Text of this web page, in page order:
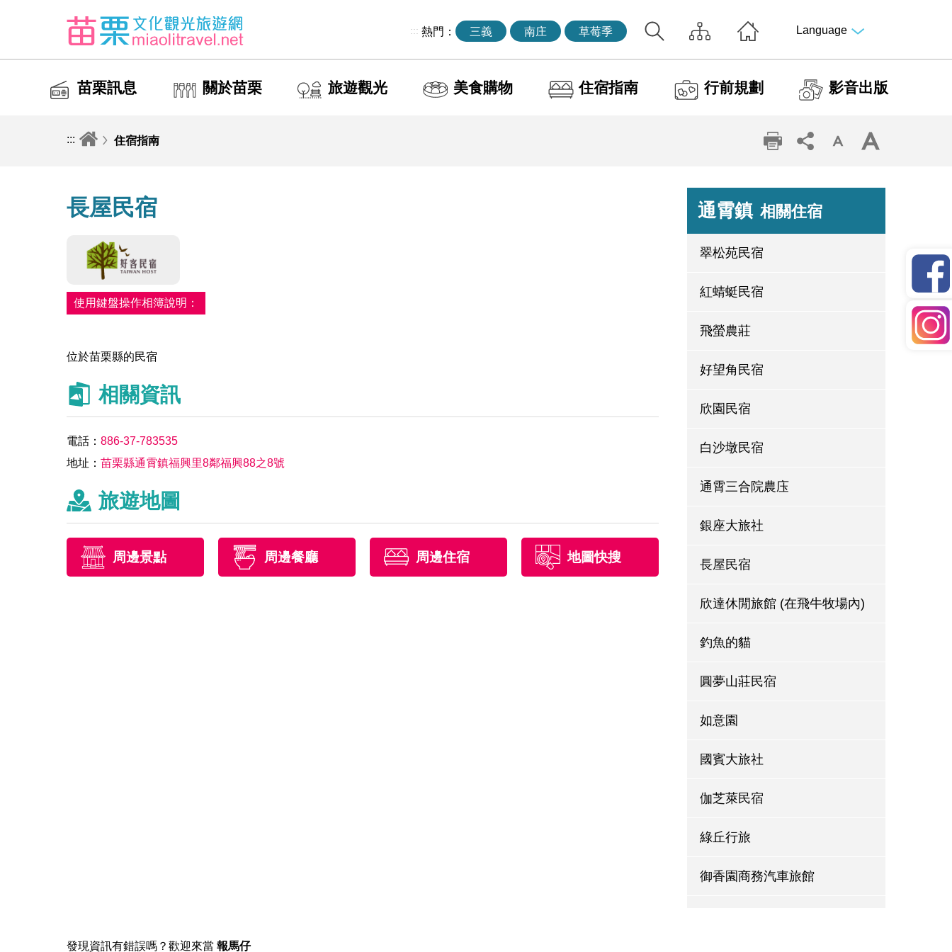
::: 熱門： 三義 南庄 草莓季 Language
苗栗訊息 關於苗栗 旅遊觀光 美食購物 住宿指南 行前規劃 影音出版
::: 住宿指南
長屋民宿
使用鍵盤操作相簿說明：
位於苗栗縣的民宿
相關資訊
電話：886-37-783535
地址：苗栗縣通霄鎮福興里8鄰福興88之8號
旅遊地圖
周邊景點 周邊餐廳 周邊住宿 地圖快搜
通霄鎮 相關住宿
翠松苑民宿
紅蜻蜓民宿
飛螢農莊
好望角民宿
欣園民宿
白沙墩民宿
通霄三合院農庒
銀座大旅社
長屋民宿
欣達休閒旅館 (在飛牛牧場內)
釣魚的貓
圓夢山莊民宿
如意園
國賓大旅社
伽芝萊民宿
綠丘行旅
御香園商務汽車旅館
發現資訊有錯誤嗎？歡迎來當報馬仔